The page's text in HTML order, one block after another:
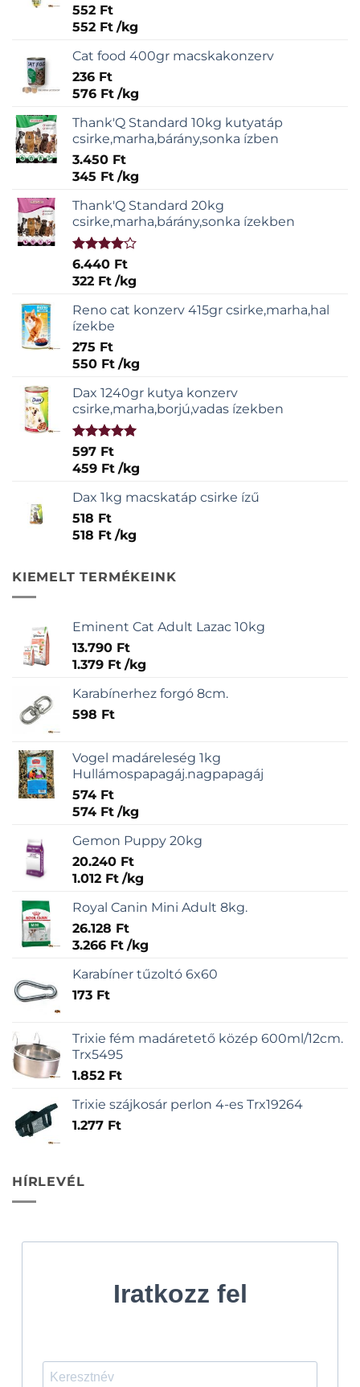
Értékelés:
5.00/ 5
552 Ft
552 Ft /kg
Cat food 400gr macskakonzerv
236 Ft
576 Ft /kg
Thank'Q Standard 10kg kutyatáp
csirke,marha,bárány,sonka ízben
3.450 Ft
345 Ft /kg
Thank'Q Standard 20kg
csirke,marha,bárány,sonka ízekben
Értékelés:
4.00 / 5
6.440 Ft
322 Ft /kg
Reno cat konzerv 415gr csirke,marha,hal
ízekbe
275 Ft
550 Ft /kg
Dax 1240gr kutya konzerv
csirke,marha,borjú,vadas ízekben
Értékelés:
5.00/ 5
597 Ft
459 Ft /kg
Dax 1kg macskatáp csirke ízű
518 Ft
518 Ft /kg
KIEMELT TERMÉKEINK
Eminent Cat Adult Lazac 10kg
13.790 Ft
1.379 Ft /kg
Karabínerhez forgó 8cm.
598 Ft
Vogel madáreleség 1kg
Hullámospapagáj.nagpapagáj
574 Ft
574 Ft /kg
Gemon Puppy 20kg
20.240 Ft
1.012 Ft /kg
Royal Canin Mini Adult 8kg.
26.128 Ft
3.266 Ft /kg
Karabíner tűzoltó 6x60
173 Ft
Trixie fém madáretető közép 600ml/12cm.
Trx5495
1.852 Ft
Trixie szájkosár perlon 4-es Trx19264
1.277 Ft
HÍRLEVÉL
Iratkozz fel